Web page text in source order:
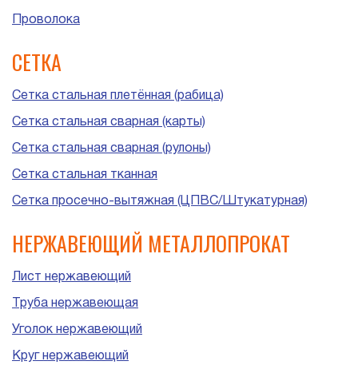
Проволока
СЕТКА
Сетка стальная плетённая (рабица)
Сетка стальная сварная (карты)
Сетка стальная сварная (рулоны)
Сетка стальная тканная
Сетка просечно-вытяжная (ЦПВС/Штукатурная)
НЕРЖАВЕЮЩИЙ МЕТАЛЛОПРОКАТ
Лист нержавеющий
Труба нержавеющая
Уголок нержавеющий
Круг нержавеющий